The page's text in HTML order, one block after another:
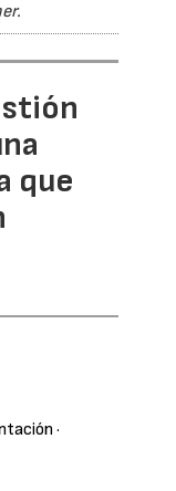
que
·